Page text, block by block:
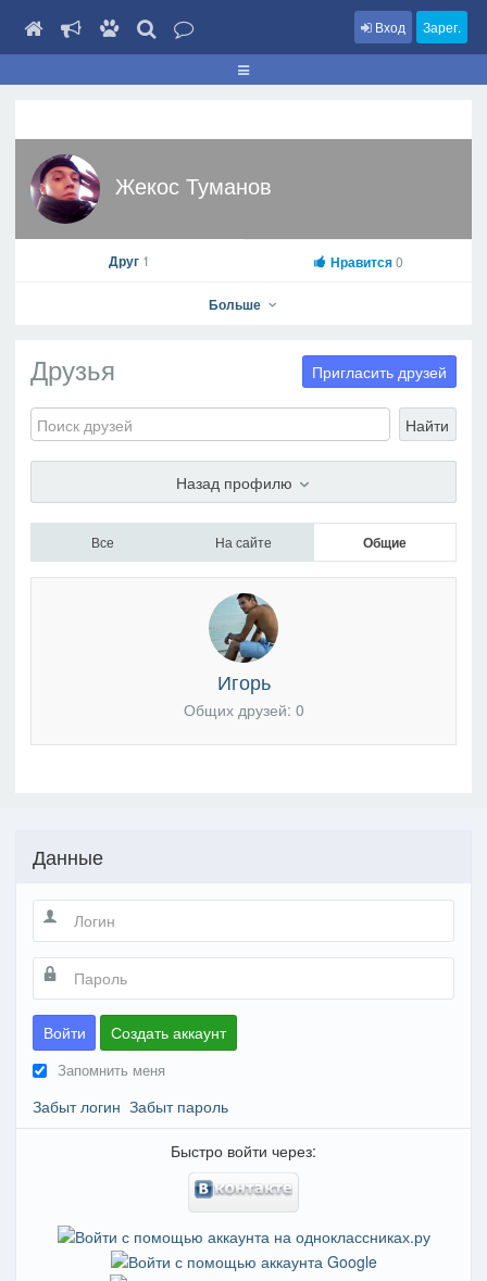
Вход Зарег.
Жекос Туманов
Жекос Туманов
На профиль
Фото Видео
Друг 1 Нравится0
Больше
Друзья
Найти
Пригласить друзей
Назад профилю
Все На сайте Общие
Игорь
Общих друзей: 0
Данные
Войти Создать аккаунт
Запомнить меня
Забыт логин Забыт пароль
Быстро войти через: